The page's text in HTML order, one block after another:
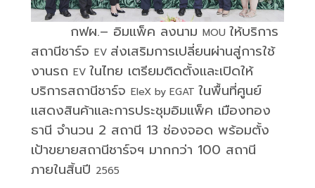
กฟผ.– อิมแพ็ค ลงนาม MOU ให้บริการ
สถานีชาร์จ EV ส่งเสริมการเปลี่ยนผ่านสู่การใช้
งานรถ EV ในไทย เตรียมติดตั้งและเปิดให้
บริการสถานีชาร์จ EleX by EGAT ในพื้นที่ศูนย์
แสดงสินค้าและการประชุมอิมแพ็ค เมืองทอง
ธานี จำนวน 2 สถานี 13 ช่องจอด พร้อมตั้ง
เป้าขยายสถานีชาร์จฯ มากกว่า 100 สถานี
ภายในสิ้นปี 2565